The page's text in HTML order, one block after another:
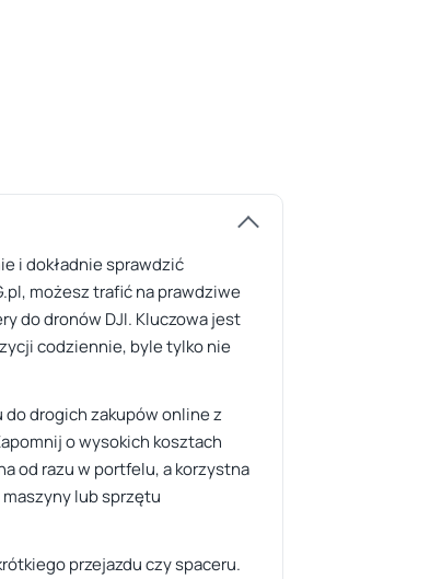
i dokładnie sprawdzić
możesz trafić na prawdziwe
do dronów DJI. Kluczowa jest
codziennie, byle tylko nie
do drogich zakupów online z
o wysokich kosztach
od razu w portfelu, a korzystna
lub sprzętu
przejazdu czy spaceru.